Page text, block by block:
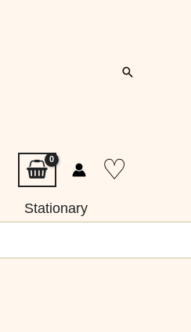
Zoeken
♡
Stationary